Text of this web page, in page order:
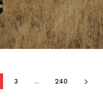
3 ... 240